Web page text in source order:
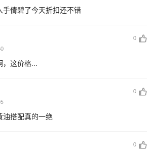
手倩碧了今天折扣还不错
0
，这价格...
0
油搭配真的一绝
0